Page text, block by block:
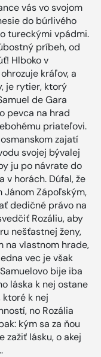
vás vo svojom
do búrlivého
tureckými vpádmi.
príbeh, od
Hlboko v
kráľov, a
je rytier, ktorý
de Gara
pevca na hrad
priateľovi.
zajatí
svojej bývalej
ju po návrate do
v horách. Dúfal, že
Zápoľským,
dedičné právo na
Rozáliu, aby
nešťastnej ženy,
na vlastnom hrade,
vec je však
bije iba
láska k nej ostane
ktoré k nej
no Rozália
kým sa za ňou
zažiť lásku, o akej